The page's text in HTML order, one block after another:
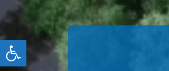
Ouvrir la barre d’outils